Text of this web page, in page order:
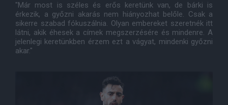
"Már most is széles és erős keretünk van, de bárki is
érkezik, a győzni akarás nem hiányozhat belőle. Csak a
sikerre szabad fókuszálnia. Olyan embereket szeretnék itt
látni, akik éhesek a címek megszerzésére és mindenre. A
jelenlegi keretünkben érzem ezt a vágyat, mindenki győzni
akar."